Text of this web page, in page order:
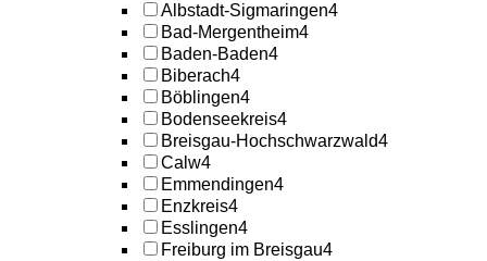
Albstadt-Sigmaringen4
Bad-Mergentheim4
Baden-Baden4
Biberach4
Böblingen4
Bodenseekreis4
Breisgau-Hochschwarzwald4
Calw4
Emmendingen4
Enzkreis4
Esslingen4
Freiburg im Breisgau4